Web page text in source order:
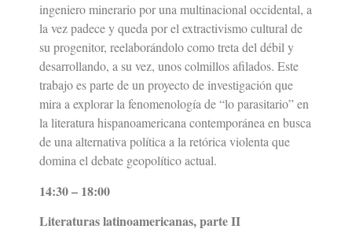
ingeniero minerario por una multinacional occidental, a
la vez padece y queda por el extractivismo cultural de
su progenitor, reelaborándolo como treta del débil y
desarrollando, a su vez, unos colmillos afilados. Este
trabajo es parte de un proyecto de investigación que
mira a explorar la fenomenología de “lo parasitario” en
la literatura hispanoamericana contemporánea en busca
de una alternativa política a la retórica violenta que
domina el debate geopolítico actual.
14:30 – 18:00
Literaturas latinoamericanas, parte II